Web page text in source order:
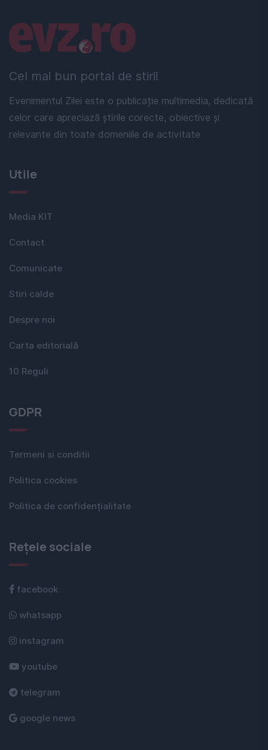
Cel mai bun portal de stiri!
Evenimentul Zilei este o publicație multimedia, dedicată
celor care apreciază știrile corecte, obiective și
relevante din toate domeniile de activitate
Linkuri utile
Utile
Media KIT
Contact
Comunicate
Stiri calde
Despre noi
Carta editorială
10 Reguli
GDPR
Termeni si conditii
Politica cookies
Politica de confidențialitate
Rețele sociale
facebook
whatsapp
instagram
youtube
telegram
google news